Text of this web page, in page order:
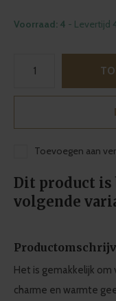
Voorraad: 4 - Levertijd
Toevoegen aan
Dit product is
volgende
Het is gemakkelijk
charme en warmte